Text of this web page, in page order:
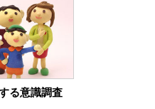
る意識調査